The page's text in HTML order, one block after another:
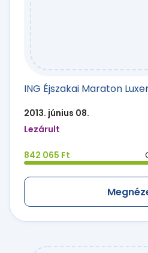
ING Éjszakai Maraton
2013. június 08.
Lezárult
842 065 Ft